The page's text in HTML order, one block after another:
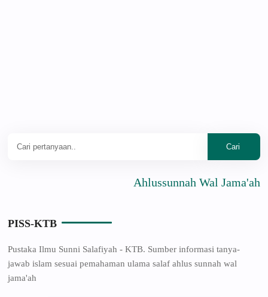
Ahlussunnah Wal Jama'ah
PISS-KTB
Pustaka Ilmu Sunni Salafiyah - KTB. Sumber informasi tanya-
jawab islam sesuai pemahaman ulama salaf ahlus sunnah wal
jama'ah